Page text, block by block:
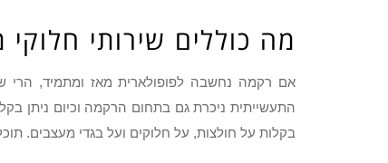
מה כוללים שירותי
אם רקמה נחשבה לפופולארית מאז ומתמיד,
התעשייתית ניכרת גם בתחום הרקמה וכיום ניתן
בקלות על חולצות, על חלוקים ועל בגדי מעצבים.